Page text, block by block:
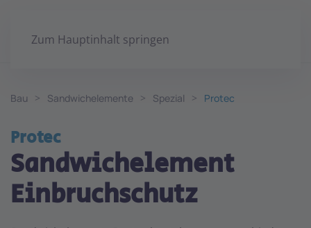
Zum Hauptinhalt springen
Bau Sandwichelemente Spezial Protec
Protec
Sandwichelement
Einbruchschutz